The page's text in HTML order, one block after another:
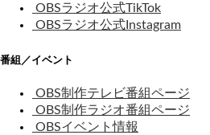
OBSラジオ公式TikTok
OBSラジオ公式Instagram
番組／イベント
OBS制作テレビ番組ページ
OBS制作ラジオ番組ページ
OBSイベント情報